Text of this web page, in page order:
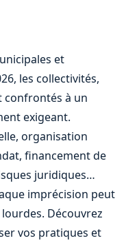
et
les collectivités,
confrontés à un
exigeant.
organisation
financement de
juridiques…
imprécision peut
Découvrez
vos pratiques et